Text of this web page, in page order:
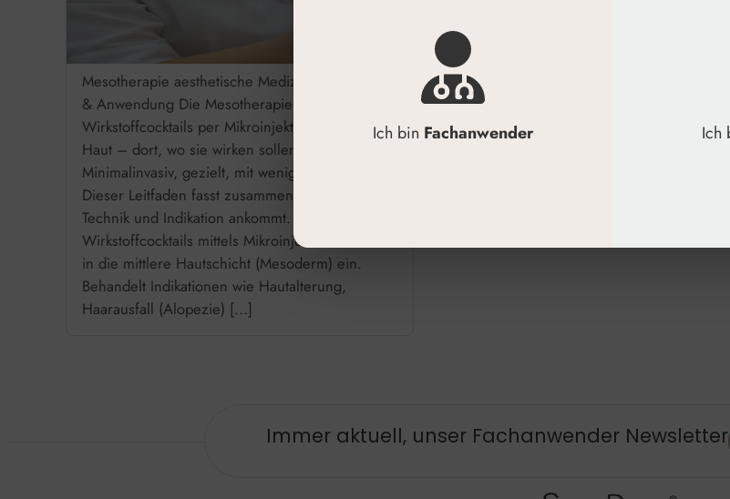
Mesotherapie aesthetische Medizin: Grundlagen
& Anwendung Die Mesotherapie bringt
Wirkstoffcocktails per Mikroinjektion direkt in die
Haut – dort, wo sie wirken sollen.
Minimalinvasiv, gezielt, mit wenig Ausfallzeit.
Dieser Leitfaden fasst zusammen, worauf es bei
Technik und Indikation ankommt. Bringt
Wirkstoffcocktails mittels Mikroinjektionen direkt
in die mittlere Hautschicht (Mesoderm) ein.
Behandelt Indikationen wie Hautalterung,
Haarausfall (Alopezie) […]
Immer aktuell, unser Fachanwender Newsletter
Ich bin Fachanwender Ich